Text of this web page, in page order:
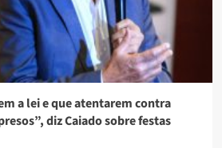
a lei e que atentarem contra
diz Caiado sobre festas